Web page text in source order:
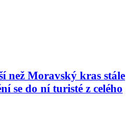
než Moravský kras stále
se do ní turisté z celého